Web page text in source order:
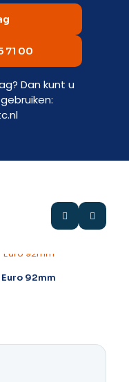
71 00
Dan kunt u
92mm